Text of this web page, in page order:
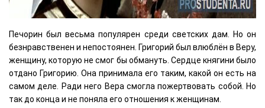
Печорин был весьма популярен среди светских дам. Но он
безнравственен и непостоянен. Григорий был влюблён в Веру,
женщину, которую не смог бы обмануть. Сердце княгини было
отдано Григорию. Она принимала его таким, какой он есть на
самом деле. Ради него Вера смогла пожертвовать собой. Но
так до конца и не поняла его отношения к женщинам.